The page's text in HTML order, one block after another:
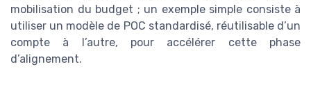
mobilisation du budget ; un exemple simple consiste à
utiliser un modèle de POC standardisé, réutilisable d’un
compte à l’autre, pour accélérer cette phase
d’alignement.